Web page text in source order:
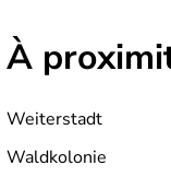
À
Weiterstadt
Waldkolonie